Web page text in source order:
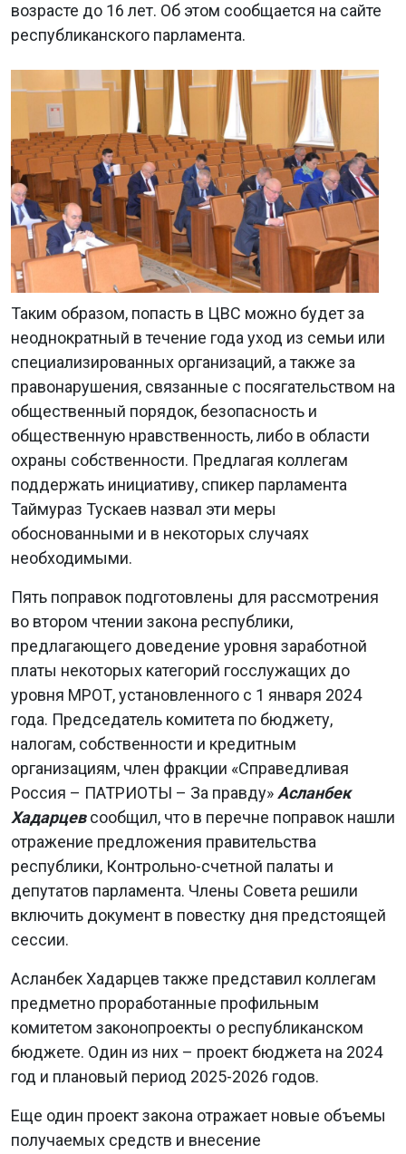
возрасте до 16 лет. Об этом сообщается на сайте
республиканского парламента.
Таким образом, попасть в ЦВС можно будет за
неоднократный в течение года уход из семьи или
специализированных организаций, а также за
правонарушения, связанные с посягательством на
общественный порядок, безопасность и
общественную нравственность, либо в области
охраны собственности. Предлагая коллегам
поддержать инициативу, спикер парламента
Таймураз Тускаев назвал эти меры
обоснованными и в некоторых случаях
необходимыми.
Пять поправок подготовлены для рассмотрения
во втором чтении закона республики,
предлагающего доведение уровня заработной
платы некоторых категорий госслужащих до
уровня МРОТ, установленного с 1 января 2024
года. Председатель комитета по бюджету,
налогам, собственности и кредитным
организациям, член фракции «Справедливая
Россия – ПАТРИОТЫ – За правду»Асланбек
Хадарцевсообщил, что в перечне поправок нашли
отражение предложения правительства
республики, Контрольно-счетной палаты и
депутатов парламента. Члены Совета решили
включить документ в повестку дня предстоящей
сессии.
Асланбек Хадарцев также представил коллегам
предметно проработанные профильным
комитетом законопроекты о республиканском
бюджете. Один из них – проект бюджета на 2024
год и плановый период 2025-2026 годов.
Еще один проект закона отражает новые объемы
получаемых средств и внесение